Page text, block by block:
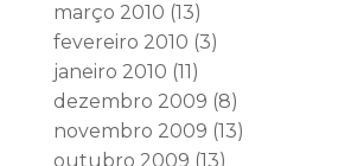
março 2010 (13)
fevereiro 2010 (3)
janeiro 2010 (11)
dezembro 2009 (8)
novembro 2009 (13)
outubro 2009 (13)